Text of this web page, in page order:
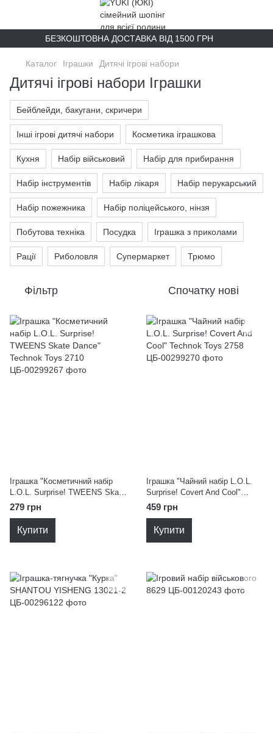
БЕЗКОШТОВНА ДОСТАВКА ВІД 1500 ГРН
Каталог Іграшки Дитячі ігрові набори
Дитячі ігрові набори Іграшки
Бейблейди, бакугани, скричери
Інші ігрові дитячі набори Косметика іграшкова
Кухня Набір військовий Набір для прибирання
Набір інструментів Набір лікаря Набір перукарський
Набір пожежника Набір поліцейського, нінзя
Побутова техніка Посудка Іграшка з приколами
Рації Риболовля Супермаркет Трюмо
Фільтр Спочатку нові
Іграшка "Косметичний набір
L.O.L. Surprise! TWEENS Skate
Dance" Technok Toys 2710
279 грн
Купити
Іграшка "Чайний набір L.O.L.
Surprise! Covert And Cool"
Technok Toys 2758
459 грн
Купити